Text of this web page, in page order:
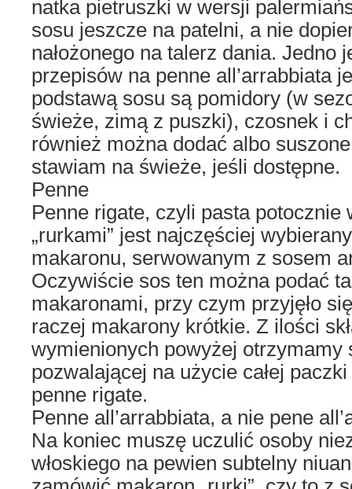
natka pietruszki w wersji
sosu jeszcze na patelni, a nie
nałożonego na talerz dania. Jedno
przepisów na penne all’arrabbiata
podstawą sosu są pomidory (w
świeże, zimą z puszki), czosnek i
również można dodać albo
stawiam na świeże, jeśli dostępne.
Penne
Penne rigate, czyli pasta potocznie
„rurkami” jest najczęściej
makaronu, serwowanym z sosem
Oczywiście sos ten można podać
makaronami, przy czym przyjęło
raczej makarony krótkie. Z ilości
wymienionych powyżej otrzymamy
pozwalającej na użycie całej
penne rigate.
Penne all’arrabbiata, a nie pene
Na koniec muszę uczulić osoby
włoskiego na pewien subtelny